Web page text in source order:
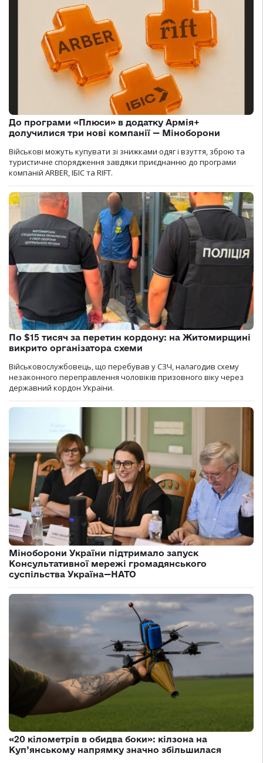
До програми «Плюси» в додатку Армія+
долучилися три нові компанії — Міноборони
Військові можуть купувати зі знижками одяг і взуття, зброю та
туристичне спорядження завдяки приєднанню до програми
компаній ARBER, ІБІС та RIFT.
По $15 тисяч за перетин кордону: на Житомирщині
викрито організатора схеми
Військовослужбовець, що перебував у СЗЧ, налагодив схему
незаконного переправлення чоловіків призовного віку через
державний кордон України.
Міноборони України підтримало запуск
Консультативної мережі громадянського
суспільства Україна—НАТО
«20 кілометрів в обидва боки»: кілзона на
Куп’янському напрямку значно збільшилася